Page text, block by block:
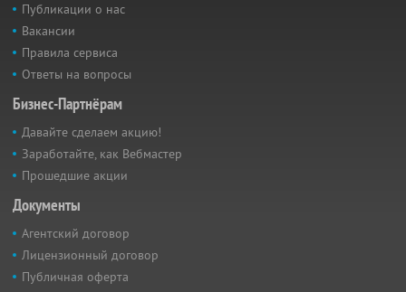
Публикации о нас
Вакансии
Правила сервиса
Ответы на вопросы
Бизнес-Партнёрам
Давайте сделаем акцию!
Заработайте, как Вебмастер
Прошедшие акции
Документы
Агентский договор
Лицензионный договор
Публичная оферта